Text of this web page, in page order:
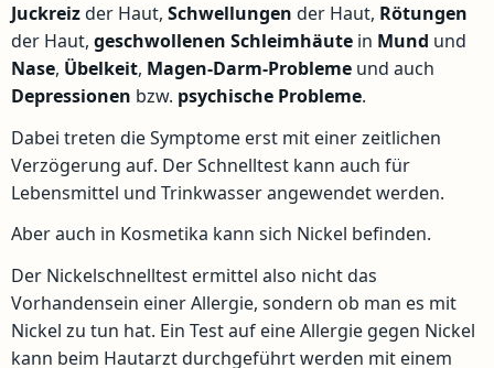
Juckreizder Haut, Schwellungen der Haut, Rötungen
der Haut, geschwollenen Schleimhäute in Mund und
Nase, Übelkeit, Magen-Darm-Probleme und auch
Depressionen bzw. psychische Probleme.
Dabei treten die Symptome erst mit einer zeitlichen
Verzögerung auf. Der Schnelltest kann auch für
Lebensmittel und Trinkwasser angewendet werden.
Aber auch in Kosmetika kann sich Nickel befinden.
Der Nickelschnelltest ermittel also nicht das
Vorhandensein einer Allergie, sondern ob man es mit
Nickel zu tun hat. Ein Test auf eine Allergie gegen Nickel
kann beim Hautarzt durchgeführt werden mit einem